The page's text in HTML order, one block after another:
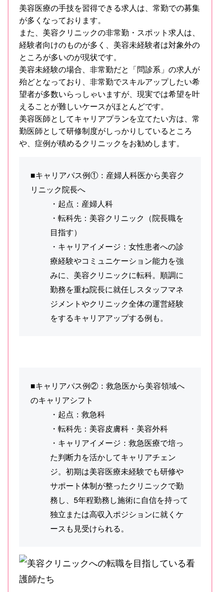
美容医療の手技を習得できる求人は、常勤での募集
が多くなっております。
また、美容クリニックの非常勤・スポット求人は、
経験者向けのものが多く、美容未経験者は対象外の
ところが多いのが現状です。
美容未経験の場合、非常勤だと「問診系」の求人が
殆どとなっており、非常勤でスキルアップしたい希
望者が多数いらっしゃいますが、現実では希望を叶
えることが難しいケースがほとんどです。
美容医師としてキャリアプランを立てたい方は、常
勤医師として研修制度がしっかりしているところ
や、症例が積めるクリニックをお勧めします。
■キャリアパス例①：産婦人科医から美容ク
リニック院長へ
・起点：産婦人科
・転科先：美容クリニック（院長職を
目指す）
・キャリアイメージ：女性患者への診
療経験やコミュニケーション能力を強
みに、美容クリニックに転科。順調に
勤務を重ね院長に就任しスタッフマネ
ジメントやクリニック全体の運営経験
をするキャリアアップする例も。
■キャリアパス例②：救急医から美容領域へ
のキャリアシフト
・起点：救急科
・転科先：美容皮膚科・美容外科
・キャリアイメージ：救急医療で培っ
た判断力を活かしてキャリアチェン
ジ。初期は美容医療未経験でも研修や
サポート体制が整ったクリニックで勤
務し、5年程勤務し施術に自信を持って
独立または高収入ポジションに就くケ
ースも見受けられる。